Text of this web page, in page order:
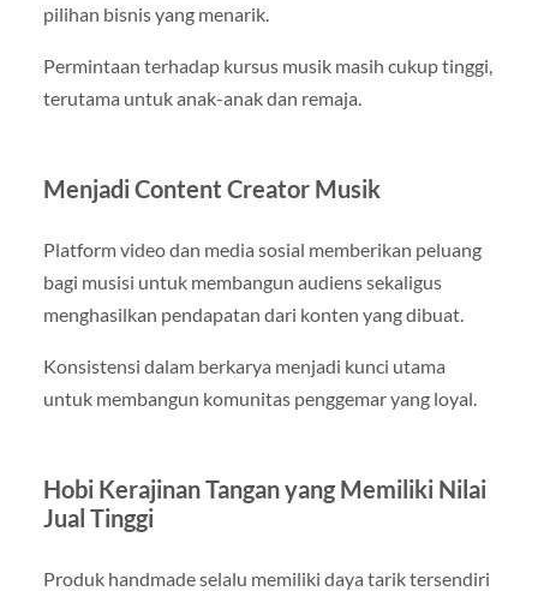
pilihan bisnis yang menarik.
Permintaan terhadap kursus musik masih cukup tinggi,
terutama untuk anak-anak dan remaja.
Menjadi Content Creator Musik
Platform video dan media sosial memberikan peluang
bagi musisi untuk membangun audiens sekaligus
menghasilkan pendapatan dari konten yang dibuat.
Konsistensi dalam berkarya menjadi kunci utama
untuk membangun komunitas penggemar yang loyal.
Hobi Kerajinan Tangan yang Memiliki Nilai
Jual Tinggi
Produk handmade selalu memiliki daya tarik tersendiri